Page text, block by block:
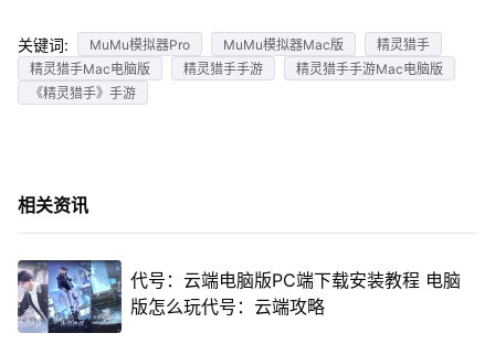
关键词: MuMu模拟器Pro MuMu模拟器Mac版
精灵猎手
精灵猎手Mac电脑版
精灵猎手手游
精灵猎手手游Mac电脑版
《精灵猎手》手游
相关资讯
代号：云端电脑版PC端下载安装教程 电脑
版怎么玩代号：云端攻略